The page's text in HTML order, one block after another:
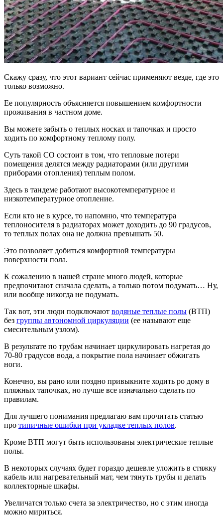
Скажу сразу, что этот вариант сейчас применяют везде, где это
только возможно.
Ее популярность объясняется повышением комфортности
проживания в частном доме.
Вы можете забыть о теплых носках и тапочках и просто
ходить по комфортному теплому полу.
Суть такой СО состоит в том, что тепловые потери
помещения делятся между радиаторами (или другими
приборами отопления) теплым полом.
Здесь в тандеме работают высокотемпературное и
низкотемпературное отопление.
Если кто не в курсе, то напомню, что температура
теплоносителя в радиаторах может доходить до 90 градусов,
то теплых полах она не должна превышать 50.
Это позволяет добиться комфортной температуры
поверхности пола.
К сожалению в нашей стране много людей, которые
предпочитают сначала сделать, а только потом подумать… Ну,
или вообще никогда не подумать.
Так вот, эти люди подключают водяные теплые полы (ВТП)
без группы автономной циркуляции (ее называют еще
смесительным узлом).
В результате по трубам начинает циркулировать нагретая до
70-80 градусов вода, а покрытие пола начинает обжигать
ноги.
Конечно, вы рано или поздно привыкните ходить ро дому в
пляжных тапочках, но лучше все изначально сделать по
правилам.
Для лучшего понимания предлагаю вам прочитать статью
про типичные ошибки при укладке теплых полов.
Кроме ВТП могут быть использованы электрические теплые
полы.
В некоторых случаях будет гораздо дешевле уложить в стяжку
кабель или нагревательный мат, чем тянуть трубы и делать
коллекторные шкафы.
Увеличатся только счета за электричество, но с этим иногда
можно мириться.